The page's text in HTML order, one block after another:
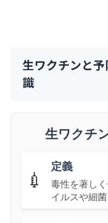
生ワクチンと
識
生ワクチ
💉
定義
毒性を著し
イルスや細